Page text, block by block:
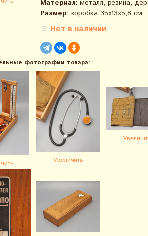
Материал: металл, резина,
Размер: коробка 35х13х5,8 см
Нет в наличии
фотографии товара:
Увеличить